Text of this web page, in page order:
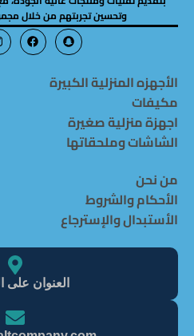
وتحسين تجربتهم من خلال
الأجهزه المنزلية الكبيرة
مكيفات
اجهزة منزلية صغيرة
الشاشات وملحقاتها
من نحن
الأحكام والشروط
الأستبدال والإسترجاع
العنوان على